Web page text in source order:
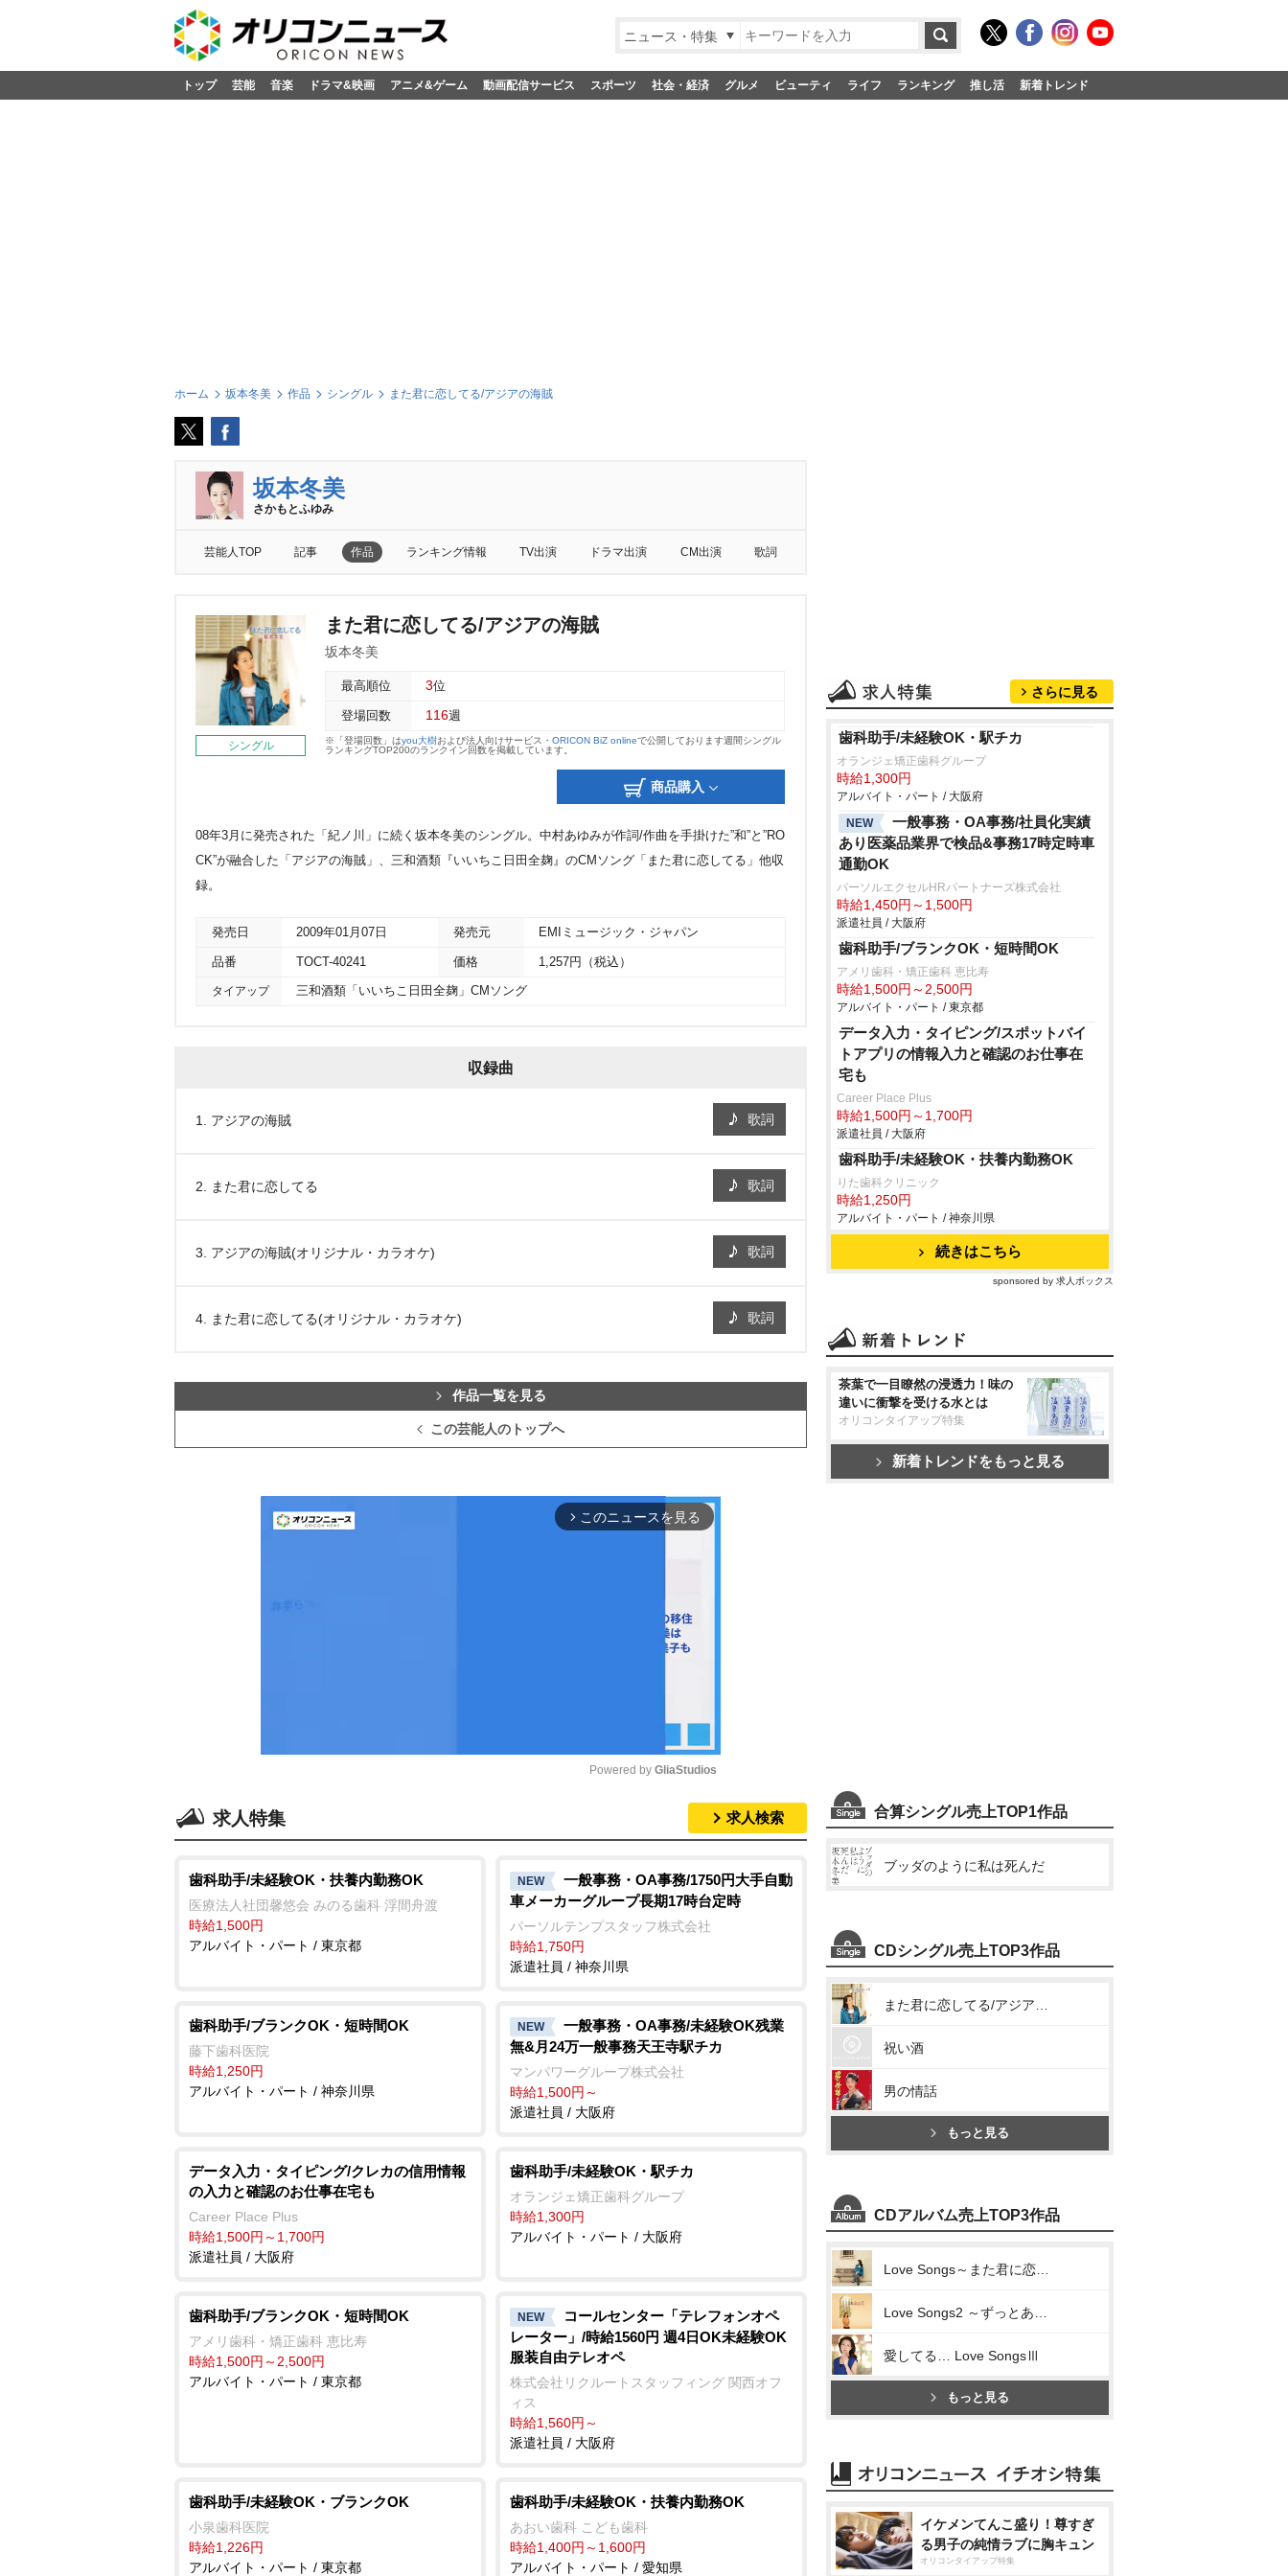
ニュース・特集
トップ 芸能 音楽 ドラマ&映画 アニメ&ゲーム 動画配信サービス スポーツ 社会・経済 グルメ ビューティ ライフ ランキング 推し活 新着トレンド
ホーム 坂本冬美 作品 シングル また君に恋してる/アジアの海賊
坂本冬美
さかもとふゆみ
芸能人TOP 記事 作品 ランキング情報 TV出演 ドラマ出演 CM出演 歌詞
シングル
また君に恋してる/アジアの海賊
坂本冬美
最高順位 3位
登場回数 116週
※「登場回数」はyou大樹および法人向けサービス・ ORICON BiZ onlineで公開しております週間シングル
ランキングTOP200のランクイン回数を掲載しています。
商品購入
08年3月に発売された「紀ノ川」に続く坂本冬美のシングル。中村あゆみが作詞/作曲を手掛けた”和”と”RO
CK”が融合した「アジアの海賊」、三和酒類『いいちこ日田全麹』のCMソング「また君に恋してる」他収
録。
発売日 2009年01月07日 発売元 EMIミュージック・ジャパン
品番 TOCT-40241 価格 1,257円（税込）
タイアップ 三和酒類「いいちこ日田全麹」CMソング
収録曲
1. アジアの海賊 歌詞
2. また君に恋してる 歌詞
3. アジアの海賊(オリジナル・カラオケ) 歌詞
4. また君に恋してる(オリジナル・カラオケ) 歌詞
作品一覧を見る
この芸能人のトップへ
arrow_forward_ios このニュースを見る
t
e
Powered by GliaStudios
求人特集 求人検索
歯科助手/未経験OK・扶養内勤務OK
医療法人社団馨悠会 みのる歯科 浮間舟渡
時給1,500円
アルバイト・パート / 東京都
NEW
一般事務・OA事務/1750円大手自動
車メーカーグループ長期17時台定時
パーソルテンプスタッフ株式会社
時給1,750円
派遣社員 / 神奈川県
歯科助手/ブランクOK・短時間OK
藤下歯科医院
時給1,250円
アルバイト・パート / 神奈川県
NEW
一般事務・OA事務/未経験OK残業
無&月24万一般事務天王寺駅チカ
マンパワーグループ株式会社
時給1,500円～
派遣社員 / 大阪府
データ入力・タイピング/クレカの信用情報
の入力と確認のお仕事在宅も
Career Place Plus
時給1,500円～1,700円
派遣社員 / 大阪府
歯科助手/未経験OK・駅チカ
オランジェ矯正歯科グループ
時給1,300円
アルバイト・パート / 大阪府
歯科助手/ブランクOK・短時間OK
アメリ歯科・矯正歯科 恵比寿
時給1,500円～2,500円
アルバイト・パート / 東京都
NEW
コールセンター「テレフォンオペ
レーター」/時給1560円 週4日OK未経験OK
服装自由テレオペ
株式会社リクルートスタッフィング 関西オフ
ィス
時給1,560円～
派遣社員 / 大阪府
歯科助手/未経験OK・ブランクOK
小泉歯科医院
時給1,226円
アルバイト・パート / 東京都
歯科助手/未経験OK・扶養内勤務OK
あおい歯科 こども歯科
時給1,400円～1,600円
アルバイト・パート / 愛知県
さらに見る
歯科助手/未経験OK・駅チカ
オランジェ矯正歯科グループ
時給1,300円
アルバイト・パート / 大阪府
NEW
一般事務・OA事務/社員化実績
あり医薬品業界で検品&事務17時定時車
通勤OK
パーソルエクセルHRパートナーズ株式会社
時給1,450円～1,500円
派遣社員 / 大阪府
歯科助手/ブランクOK・短時間OK
アメリ歯科・矯正歯科 恵比寿
時給1,500円～2,500円
アルバイト・パート / 東京都
データ入力・タイピング/スポットバイ
トアプリの情報入力と確認のお仕事在
宅も
Career Place Plus
時給1,500円～1,700円
派遣社員 / 大阪府
歯科助手/未経験OK・扶養内勤務OK
りた歯科クリニック
時給1,250円
アルバイト・パート / 神奈川県
続きはこちら
sponsored by 求人ボックス
茶葉で一目瞭然の浸透力！味の
違いに衝撃を受ける水とは
オリコンタイアップ特集
新着トレンドをもっと見る
合算シングル売上TOP1作品
ブッダのように私は死んだ
CDシングル売上TOP3作品
祝い酒
男の情話
もっと見る
CDアルバム売上TOP3作品
愛してる… Love SongsⅢ
もっと見る
イケメンてんこ盛り！尊すぎ
る男子の純情ラブに胸キュン
オリコンタイアップ特集